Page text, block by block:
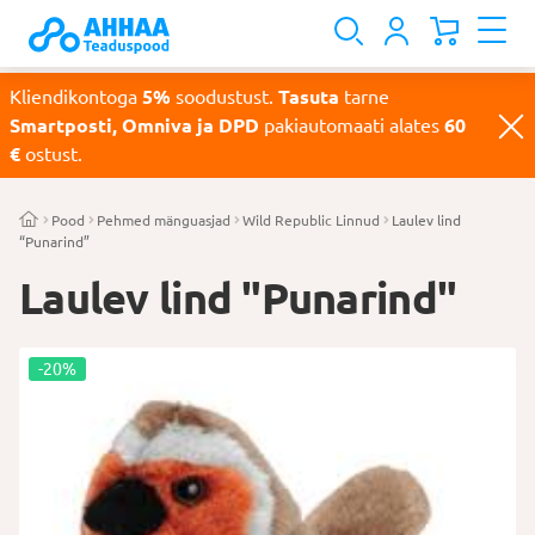
Kliendikontoga 5% soodustust. Tasuta tarne
Smartposti, Omniva ja DPD pakiautomaati alates 60
€ ostust.
Pood Pehmed mänguasjad Wild Republic Linnud
Laulev lind
“Punarind”
Laulev lind "Punarind"
-20%